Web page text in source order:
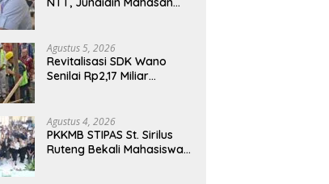
Dasar Peserta Didik
Agustus 5, 2026
Revitalisasi SDK Wano
Senilai Rp2,17 Miliar
Pendidikan di Manggarai
Timur
Agustus 4, 2026
PKKMB STIPAS St. Sirilus
Ruteng Bekali Mahasiswa